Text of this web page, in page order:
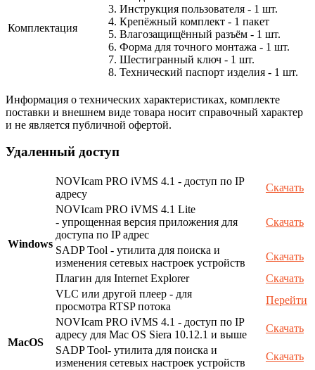
Комплектация
3. Инструкция пользователя - 1 шт.
4. Крепёжный комплект - 1 пакет
5. Влагозащищённый разъём - 1 шт.
6. Форма для точного монтажа - 1 шт.
7. Шестигранный ключ - 1 шт.
8. Технический паспорт изделия - 1 шт.
Информация о технических характеристиках, комплекте
поставки и внешнем виде товара носит справочный характер
и не является публичной офертой.
Удаленный доступ
Windows
NOVIcam PRO iVMS 4.1 - доступ по IP
адресу
Скачать
NOVIcam PRO iVMS 4.1 Lite
- упрощенная версия приложения для
доступа по IP адрес
Скачать
SADP Tool - утилита для поиска и
изменения сетевых настроек устройств
Скачать
Плагин для Internet Explorer
Скачать
VLC или другой плеер - для
просмотра RTSP потока
Перейти
MacOS
NOVIcam PRO iVMS 4.1 - доступ по IP
адресу для Mac OS Siera 10.12.1 и выше
Скачать
SADP Tool- утилита для поиска и
изменения сетевых настроек устройств
Скачать